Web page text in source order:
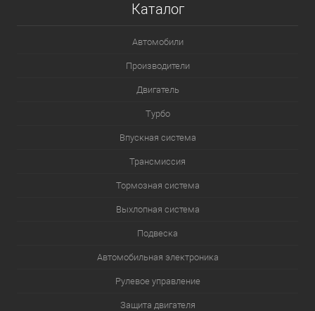
Каталог
Автомобили
Производители
Двигатель
Турбо
Впускная система
Трансмиссия
Тормозная система
Выхлопная система
Подвеска
Автомобильная электроника
Рулевое управление
Защита двигателя